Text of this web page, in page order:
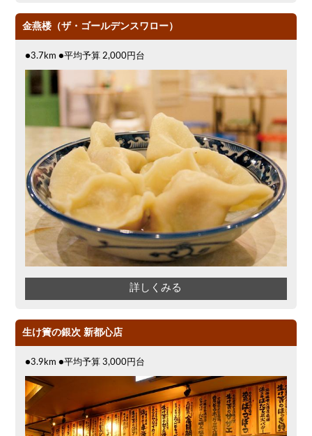
金燕楼（ザ・ゴールデンスワロー）
●3.7km ●平均予算 2,000円台
詳しくみる
生け簀の銀次 新都心店
●3.9km ●平均予算 3,000円台